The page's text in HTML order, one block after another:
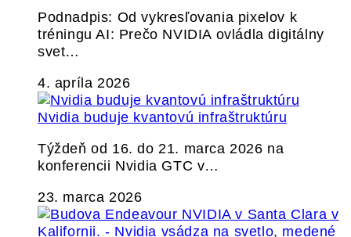
Podnadpis: Od vykresľovania pixelov k
tréningu AI: Prečo NVIDIA ovládla digitálny
svet…
4. apríla 2026
Nvidia buduje kvantovú infraštruktúru
Týždeň od 16. do 21. marca 2026 na
konferencii Nvidia GTC v…
23. marca 2026